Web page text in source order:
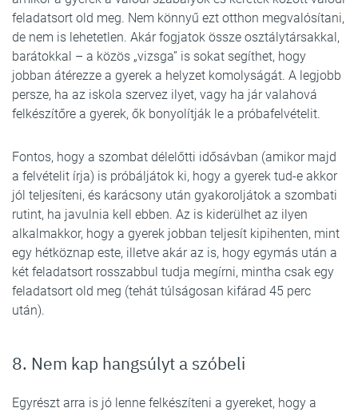
feladatsort old meg. Nem könnyű ezt otthon megvalósítani,
de nem is lehetetlen. Akár fogjatok össze osztálytársakkal,
barátokkal – a közös „vizsga” is sokat segíthet, hogy
jobban átérezze a gyerek a helyzet komolyságát. A legjobb
persze, ha az iskola szervez ilyet, vagy ha jár valahová
felkészítőre a gyerek, ők bonyolítják le a próbafelvételit.
Fontos, hogy a szombat délelőtti idősávban (amikor majd
a felvételit írja) is próbáljátok ki, hogy a gyerek tud-e akkor
jól teljesíteni, és karácsony után gyakoroljátok a szombati
rutint, ha javulnia kell ebben. Az is kiderülhet az ilyen
alkalmakkor, hogy a gyerek jobban teljesít kipihenten, mint
egy hétköznap este, illetve akár az is, hogy egymás után a
két feladatsort rosszabbul tudja megírni, mintha csak egy
feladatsort old meg (tehát túlságosan kifárad 45 perc
után).
8. Nem kap hangsúlyt a szóbeli
Egyrészt arra is jó lenne felkészíteni a gyereket, hogy a